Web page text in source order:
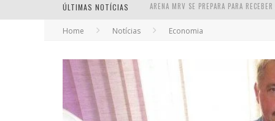
ÚLTIMAS NOTÍCIAS
Home Notícias Economia